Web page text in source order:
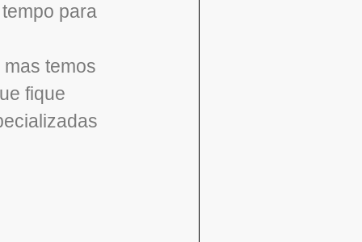
para
temos
fique